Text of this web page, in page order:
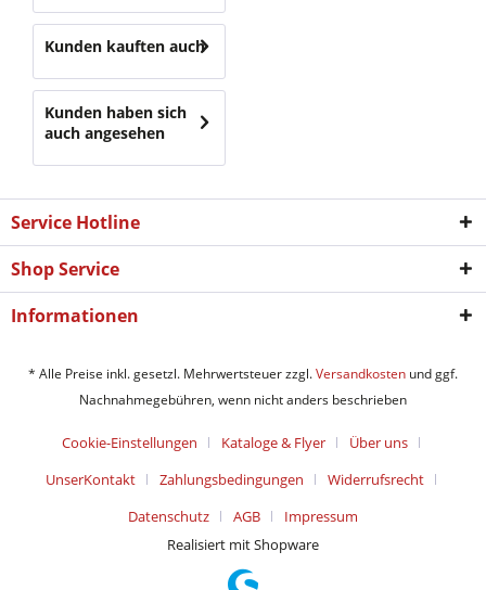
Kunden kauften auch
Kunden haben sich
auch angesehen
Service Hotline
Shop Service
Informationen
* Alle Preise inkl. gesetzl. Mehrwertsteuer zzgl.Versandkosten und ggf.
Nachnahmegebühren, wenn nicht anders beschrieben
Cookie-Einstellungen Kataloge & Flyer
Über uns
UnserKontakt
Zahlungsbedingungen
Widerrufsrecht
Datenschutz
AGB
Impressum
Realisiert mit Shopware